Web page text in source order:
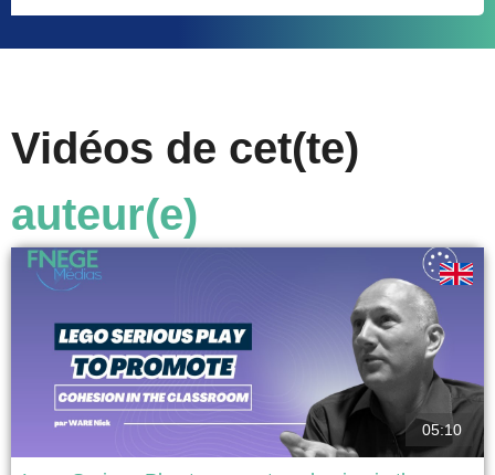
Vidéos de cet(te)
auteur(e)
05:10